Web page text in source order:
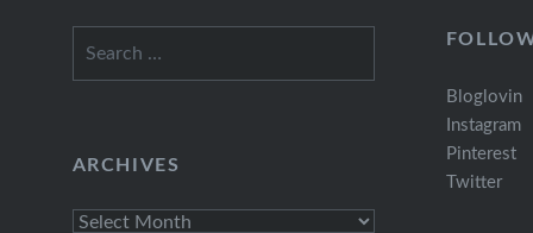
Bloglovin
Instagram
Pinterest
Twitter
ARCHIVES
Archives